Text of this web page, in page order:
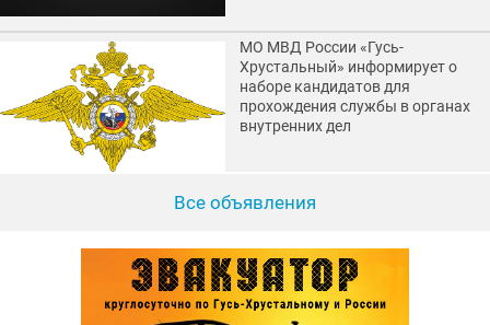
МО МВД России «Гусь-
Хрустальный» информирует о
наборе кандидатов для
прохождения службы в органах
внутренних дел
Все объявления